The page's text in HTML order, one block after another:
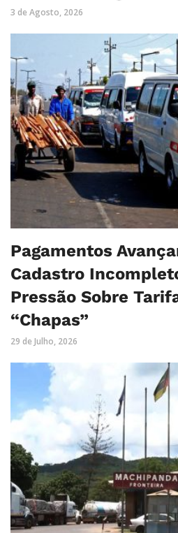
3 de Agosto, 2026
Pagamentos
Cadastro
Pressão Sobre
“Chapas”
29 de Julho, 2026